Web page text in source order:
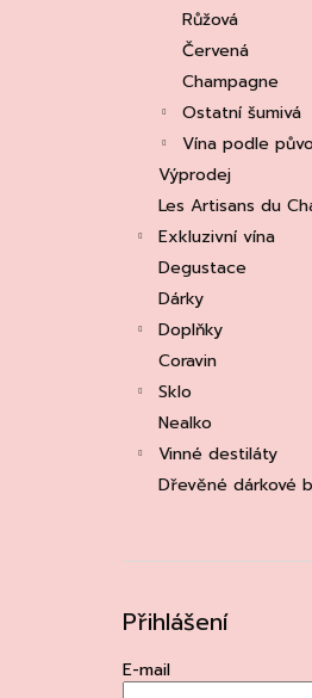
Růžová
Červená
Champagne
Ostatní šumivá
Vína podle
Výprodej
Les Artisans du
Exkluzivní vína
Degustace
Dárky
Doplňky
Coravin
Sklo
Nealko
Vinné destiláty
Dřevěné dárkové
Přihlášení
E-mail
ASOLO PROSECCO
BRUT, MARTIGNAGO
253 Kč
Původně: 335 Kč